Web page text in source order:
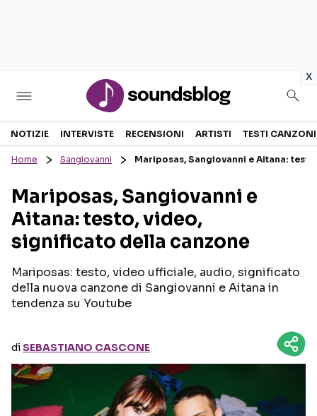
x
Sezioni
RECENSIONI MUSICALI
INTERVISTE
GOSSIP E CURIOSITÀ
TESTI CANZONI
TOUR ED EVENTI
TALENT SHOW
Seguici sui social
NOTIZIE INTERVISTE RECENSIONI ARTISTI TESTI CANZONI
Home Sangiovanni Mariposas, Sangiovanni e Aitana:
Mariposas, Sangiovanni e
Aitana: testo, video,
significato della canzone
Mariposas: testo, video ufficiale, audio, significato
della nuova canzone di Sangiovanni e Aitana in
tendenza su Youtube
diSEBASTIANO CASCONE